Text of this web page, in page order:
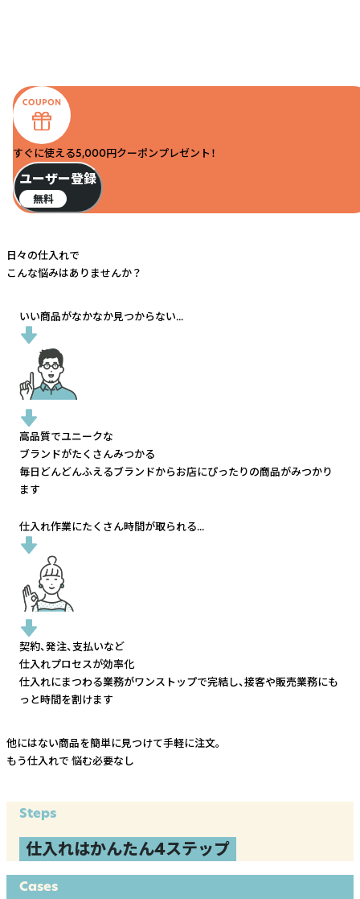
すぐに使える5,000円クーポンプレゼント！
ユーザー登録
無料
日々の仕入れで
こんな悩みはありませんか？
いい商品がなかなか見つからない...
高品質でユニークな
ブランドがたくさんみつかる
毎日どんどんふえるブランドからお店にぴったりの商品がみつかり
ます
仕入れ作業にたくさん時間が取られる...
契約、発注、支払いなど
仕入れプロセスが効率化
仕入れにまつわる業務がワンストップで完結し、接客や販売業務にも
っと時間を割けます
他にはない商品を簡単に見つけて手軽に注文。
もう仕入れで 悩む必要なし
Steps
仕入れはかんたん4ステップ
Cases